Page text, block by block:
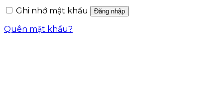
Ghi nhớ mật khẩu
Đăng nhập
Quên mật khẩu?